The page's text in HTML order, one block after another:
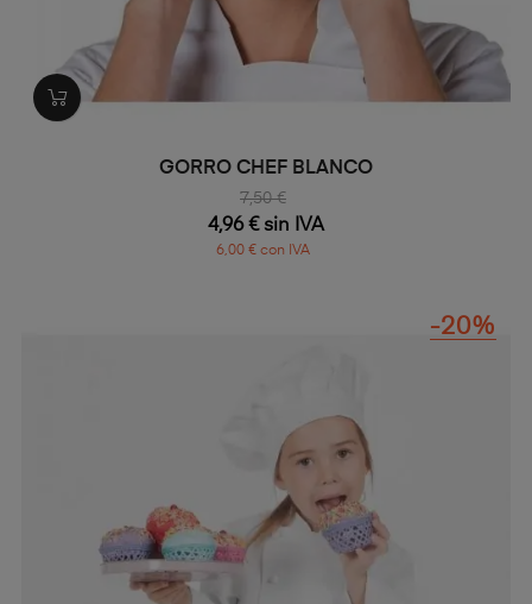
GORRO CHEF BLANCO
7,50 €
4,96 € sin IVA
6,00 € con IVA
-20%